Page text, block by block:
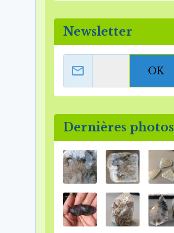
Newsletter
OK
Dernières photos